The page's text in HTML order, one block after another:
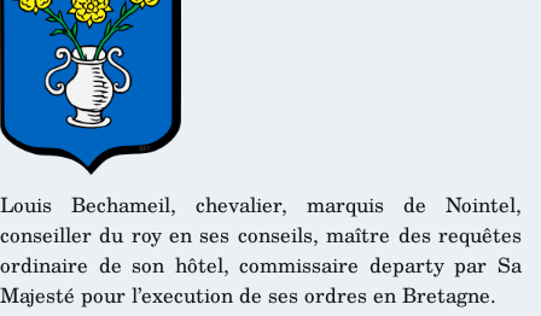
Louis Bechameil, chevalier, marquis de Nointel,
conseiller du roy en ses conseils, maître des requêtes
ordinaire de son hôtel, commissaire departy par Sa
Majesté pour l’execution de ses ordres en Bretagne.